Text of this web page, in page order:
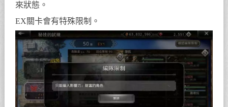
來狀態。
EX關卡會有特殊限制。